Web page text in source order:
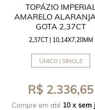
TOPÁZIO
AMARELO
GOTA 2,37CT
2,37CT | 10,14X7,20MM
ÚNICO | SINGLE
R$ 2.336,65
Compre em até 10 x sem